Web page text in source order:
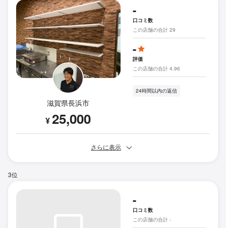
滋賀県長浜市
¥25,000
-
口コミ数
この店舗の合計 29
-
評価
この店舗の合計 4.96
24時間以内の返信
さらに表示
3位
-
口コミ数
この店舗の合計 -